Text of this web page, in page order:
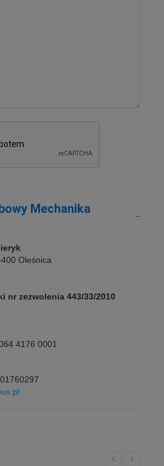
Mechanika
Oleśnica
nr zezwolenia 443/33/2010
4176 0001